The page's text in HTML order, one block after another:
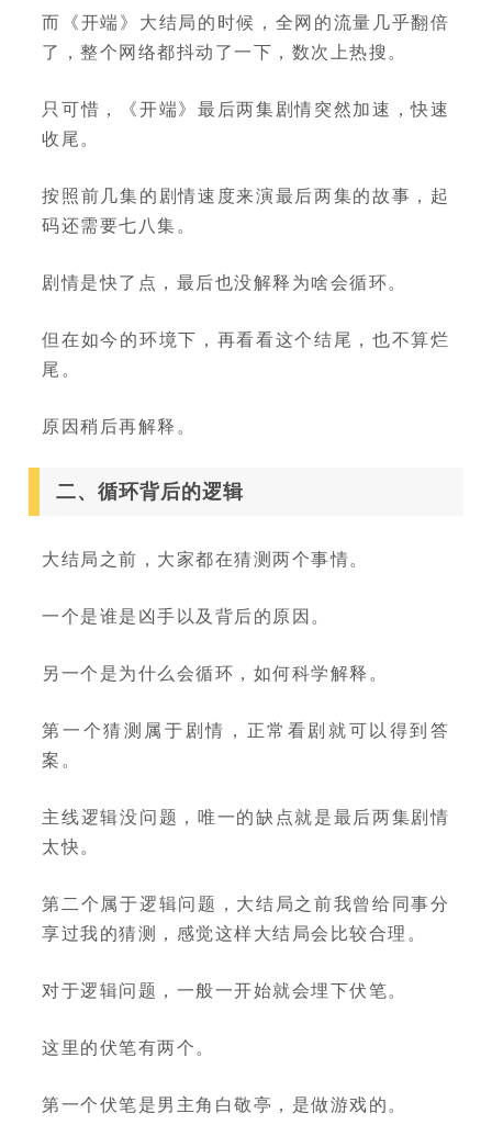
而《开端》大结局的时候，全网的流量几乎翻倍
了，整个网络都抖动了一下，数次上热搜。
只可惜，《开端》最后两集剧情突然加速，快速
收尾。
按照前几集的剧情速度来演最后两集的故事，起
码还需要七八集。
剧情是快了点，最后也没解释为啥会循环。
但在如今的环境下，再看看这个结尾，也不算烂
尾。
原因稍后再解释。
二、循环背后的逻辑
大结局之前，大家都在猜测两个事情。
一个是谁是凶手以及背后的原因。
另一个是为什么会循环，如何科学解释。
第一个猜测属于剧情，正常看剧就可以得到答
案。
主线逻辑没问题，唯一的缺点就是最后两集剧情
太快。
第二个属于逻辑问题，大结局之前我曾给同事分
享过我的猜测，感觉这样大结局会比较合理。
对于逻辑问题，一般一开始就会埋下伏笔。
这里的伏笔有两个。
第一个伏笔是男主角白敬亭，是做游戏的。